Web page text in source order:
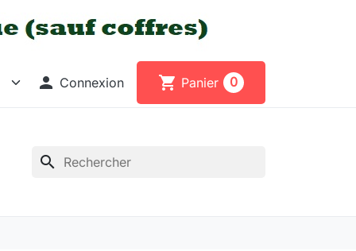
 Connexion shopping_cart Panier 0
search